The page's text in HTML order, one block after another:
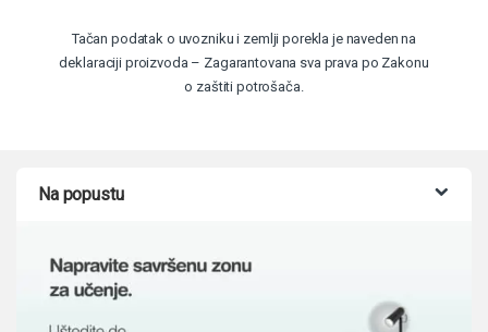
Tačan podatak o uvozniku i zemlji porekla je naveden na
deklaraciji proizvoda – Zagarantovana sva prava po Zakonu
o zaštiti potrošača.
Na popustu